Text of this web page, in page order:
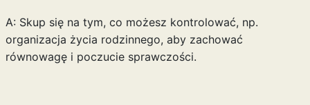
A: Skup się na tym, co możesz kontrolować, np.
organizacja życia rodzinnego, aby zachować
równowagę i poczucie sprawczości.